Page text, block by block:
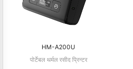
HM-A200U
पोर्टेबल थर्मल रसीद प्रिन्टर